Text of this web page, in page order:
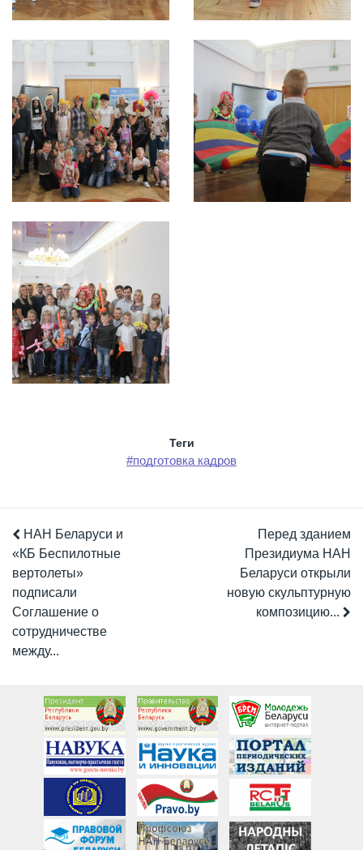
Теги
#подготовка кадров
НАН Беларуси и
«КБ Беспилотные
вертолеты»
подписали
Соглашение о
сотрудничестве
между...
Перед зданием
Президиума НАН
Беларуси открыли
новую скульптурную
композицию...